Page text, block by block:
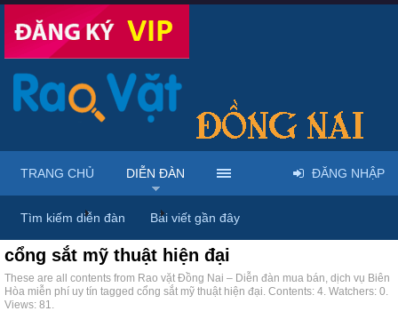
Trang chủ Diễn đàn Tags
cổng sắt mỹ thuật hiện đại
These are all contents from Rao vặt Đồng Nai – Diễn đàn mua bán, dịch vụ Biên
Hòa miễn phí uy tín tagged cổng sắt mỹ thuật hiện đại. Contents: 4. Watchers: 0.
Views: 81.
TRANG CHỦ DIỄN ĐÀN
Tìm kiếm diễn đàn Bài viết gần đây
ĐĂNG NHẬP